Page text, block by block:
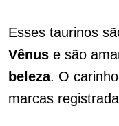
Esses taurinos
Vênus e são
beleza. O
marcas